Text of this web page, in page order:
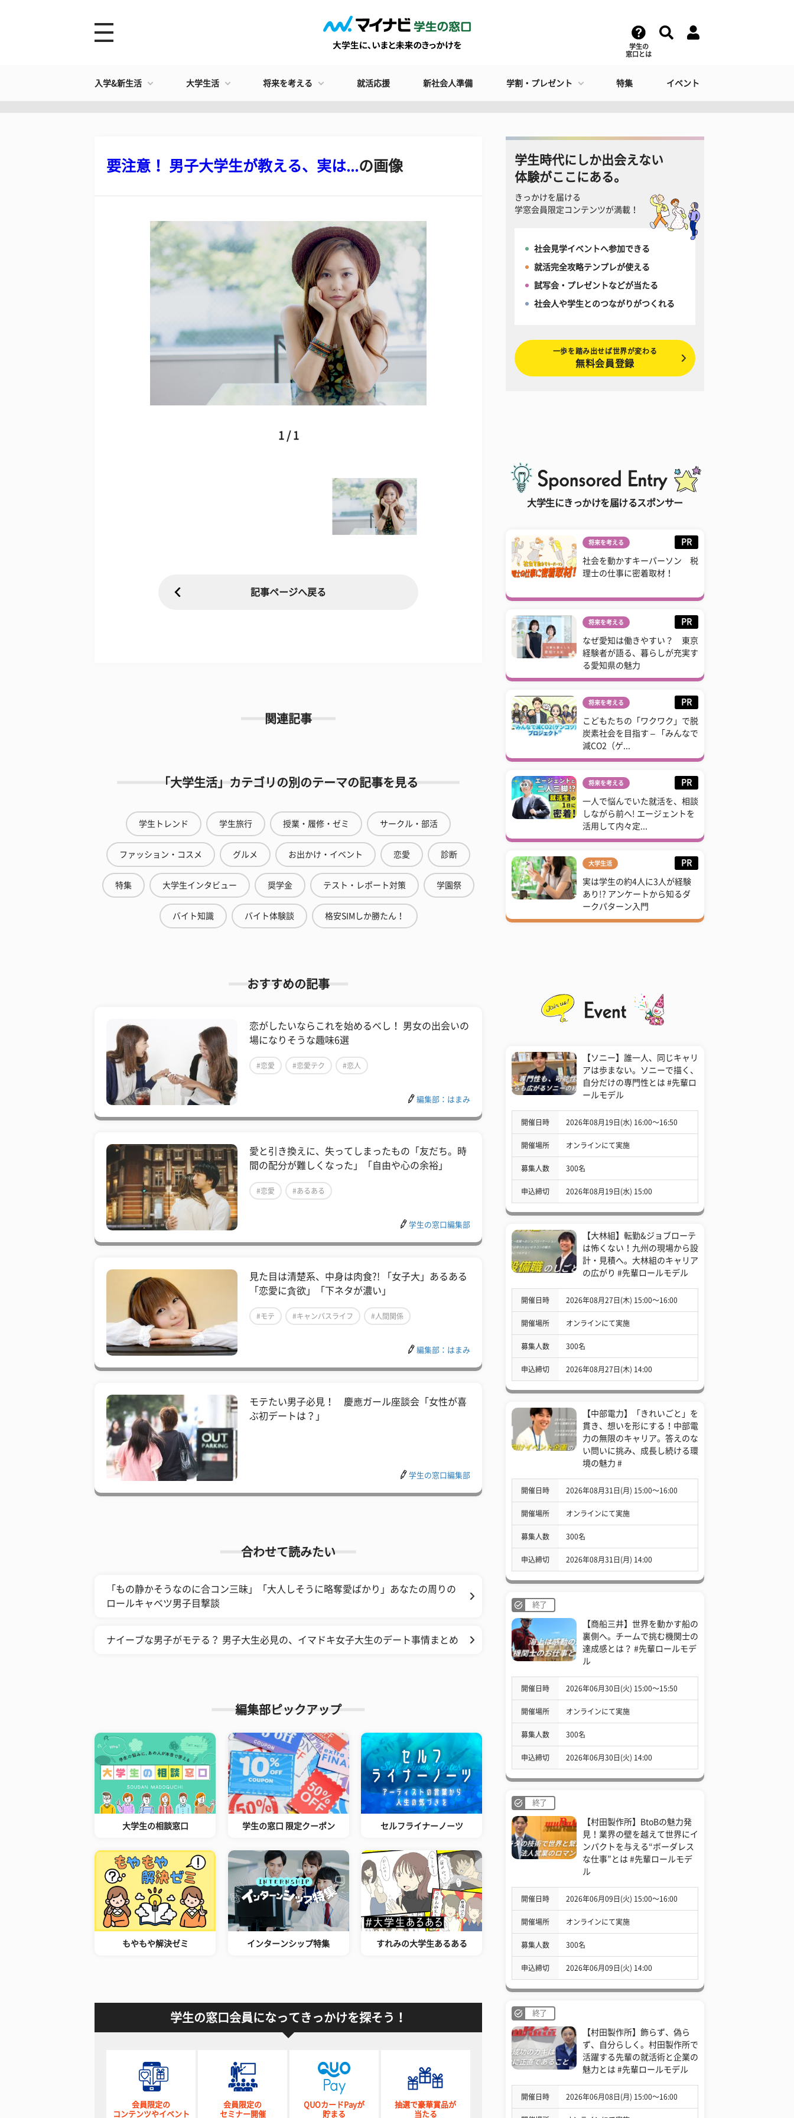
学生の
窓口とは
入学&新生活 大学生活 将来を考える 就活応援 新社会人準備 学割・プレゼント 特集 イベント
要注意！ 男子大学生が教える、実は...の画像
1 / 1
記事ページへ戻る
関連記事
「大学生活」カテゴリの別のテーマの記事を見る
学生トレンド 学生旅行 授業・履修・ゼミ サークル・部活
ファッション・コスメ グルメ お出かけ・イベント 恋愛 診断
特集 大学生インタビュー 奨学金 テスト・レポート対策 学園祭
バイト知識 バイト体験談 格安SIMしか勝たん！
おすすめの記事
恋がしたいならこれを始めるべし！ 男女の出会いの
場になりそうな趣味6選
#恋愛 #恋愛テク #恋人
編集部：はまみ
愛と引き換えに、失ってしまったもの「友だち。時
間の配分が難しくなった」「自由や心の余裕」
#恋愛 #あるある
学生の窓口編集部
見た目は清楚系、中身は肉食?! 「女子大」あるある
「恋愛に貪欲」「下ネタが濃い」
#モテ #キャンパスライフ #人間関係
編集部：はまみ
モテたい男子必見！ 慶應ガール座談会「女性が喜
ぶ初デートは？」
学生の窓口編集部
合わせて読みたい
「もの静かそうなのに合コン三昧」「大人しそうに略奪愛ばかり」あなたの周りの
ロールキャベツ男子目撃談
ナイーブな男子がモテる？ 男子大生必見の、イマドキ女子大生のデート事情まとめ
編集部ピックアップ
大学生の相談窓口 学生の窓口 限定クーポン セルフライナーノーツ
もやもや解決ゼミ インターンシップ特集 すれみの大学生あるある
学生の窓口会員になってきっかけを探そう！
会員限定の
コンテンツやイベント
会員限定の
セミナー開催
QUOカードPayが
貯まる
抽選で豪華賞品が
当たる
学生時代にしか出会えない
体験がここにある。
きっかけを届ける
学窓会員限定コンテンツが満載！
社会見学イベントへ参加できる
就活完全攻略テンプレが使える
試写会・プレゼントなどが当たる
社会人や学生とのつながりがつくれる
一歩を踏み出せば世界が変わる
無料会員登録
大学生にきっかけを届けるスポンサー
将来を考える PR
社会を動かすキーパーソン 税
理士の仕事に密着取材！
将来を考える PR
なぜ愛知は働きやすい？ 東京
経験者が語る、暮らしが充実す
る愛知県の魅力
将来を考える PR
こどもたちの「ワクワク」で脱
炭素社会を目指す – 「みんなで
減CO2（ゲ...
将来を考える PR
一人で悩んでいた就活を、相談
しながら前へ! エージェントを
活用して内々定...
大学生活 PR
実は学生の約4人に3人が経験
あり!? アンケートから知るダ
ークパターン入門
【ソニー】誰一人、同じキャリ
アは歩まない。ソニーで描く、
自分だけの専門性とは #先輩ロ
ールモデル
開催日時 2026年08月19日(水) 16:00〜16:50
開催場所 オンラインにて実施
募集人数 300名
申込締切 2026年08月19日(水) 15:00
【大林組】転勤&ジョブローテ
は怖くない！九州の現場から設
計・見積へ。大林組のキャリア
の広がり #先輩ロールモデル
開催日時 2026年08月27日(木) 15:00〜16:00
開催場所 オンラインにて実施
募集人数 300名
申込締切 2026年08月27日(木) 14:00
【中部電力】「きれいごと」を
貫き、想いを形にする！中部電
力の無限のキャリア。答えのな
い問いに挑み、成長し続ける環
境の魅力 #
開催日時 2026年08月31日(月) 15:00〜16:00
開催場所 オンラインにて実施
募集人数 300名
申込締切 2026年08月31日(月) 14:00
終了
【商船三井】世界を動かす船の
裏側へ。チームで挑む機関士の
達成感とは？ #先輩ロールモデ
ル
開催日時 2026年06月30日(火) 15:00〜15:50
開催場所 オンラインにて実施
募集人数 300名
申込締切 2026年06月30日(火) 14:00
終了
【村田製作所】BtoBの魅力発
見！業界の壁を越えて世界にイ
ンパクトを与える“ボーダレス
な仕事”とは #先輩ロールモデ
ル
開催日時 2026年06月09日(火) 15:00〜16:00
開催場所 オンラインにて実施
募集人数 300名
申込締切 2026年06月09日(火) 14:00
終了
【村田製作所】飾らず、偽ら
ず、自分らしく。村田製作所で
活躍する先輩の就活術と企業の
魅力とは #先輩ロールモデル
開催日時 2026年06月08日(月) 15:00〜16:00